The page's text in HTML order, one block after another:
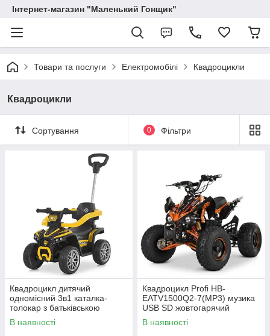
Інтернет-магазин "Маленький Гонщик"
Товари та послуги Електромобілі Квадроцикли
Квадроцикли
Сортування 0 Фільтри
Квадроцикл дитячий
одномісний 3в1 каталка-
толокар з батьківською
ручкою 2.4G р/к акумулятор
6V 4AH мотор 25W EVA-
В наявності
Квадроцикл Profi HB-
EATV1500Q2-7(MP3) музика
USB SD жовтогарячий
В наявності